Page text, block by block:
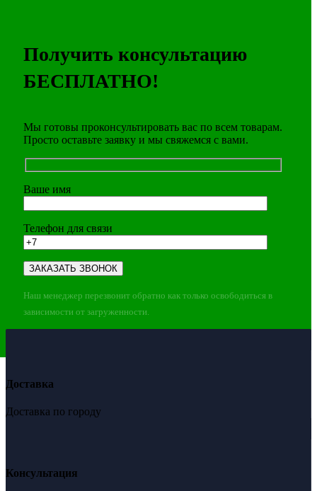
Получить консультацию
БЕСПЛАТНО!
Мы готовы проконсультировать вас по всем товарам.
Просто оставьте заявку и мы свяжемся с вами.
Ваше имя
Телефон для связи
Наш менеджер перезвонит обратно как только освободиться в
зависимости от загруженности.
Доставка
Доставка по городу
Консультация